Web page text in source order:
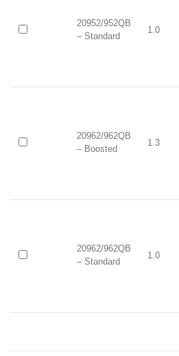
20952/952QB
– Standard
1.0
20962/962QB
– Boosted
1.3
20962/962QB
– Standard
1.0